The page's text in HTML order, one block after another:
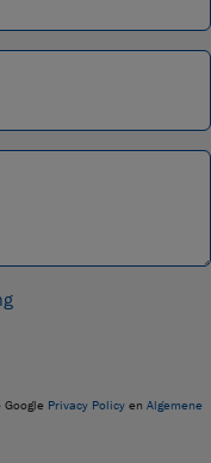
Google Privacy Policy en Algemene